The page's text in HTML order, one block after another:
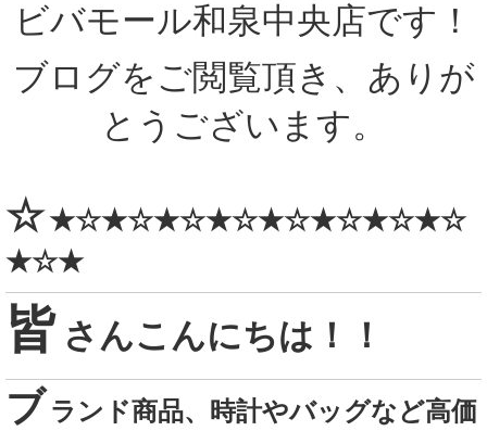
ビバモール和泉中央店です！
ブログをご閲覧頂き、ありが
とうございます。
☆★☆★☆★☆★☆★☆★☆★☆★☆
★☆★
皆 さんこんにちは！！
ブ ランド商品、時計やバッグなど高価